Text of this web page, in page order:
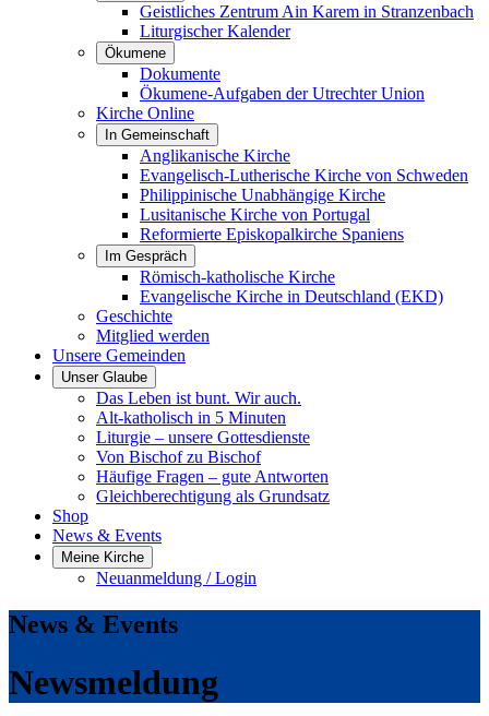
Geistliches Zentrum Ain Karem in Stranzenbach
Liturgischer Kalender
Ökumene
Dokumente
Ökumene-Aufgaben der Utrechter Union
Kirche Online
In Gemeinschaft
Anglikanische Kirche
Evangelisch-Lutherische Kirche von Schweden
Philippinische Unabhängige Kirche
Lusitanische Kirche von Portugal
Reformierte Episkopalkirche Spaniens
Im Gespräch
Römisch-katholische Kirche
Evangelische Kirche in Deutschland (EKD)
Geschichte
Mitglied werden
Unsere Gemeinden
Unser Glaube
Das Leben ist bunt. Wir auch.
Alt-katholisch in 5 Minuten
Liturgie – unsere Gottesdienste
Von Bischof zu Bischof
Häufige Fragen – gute Antworten
Gleichberechtigung als Grundsatz
Shop
News & Events
Meine Kirche
Neuanmeldung / Login
News & Events
Newsmeldung